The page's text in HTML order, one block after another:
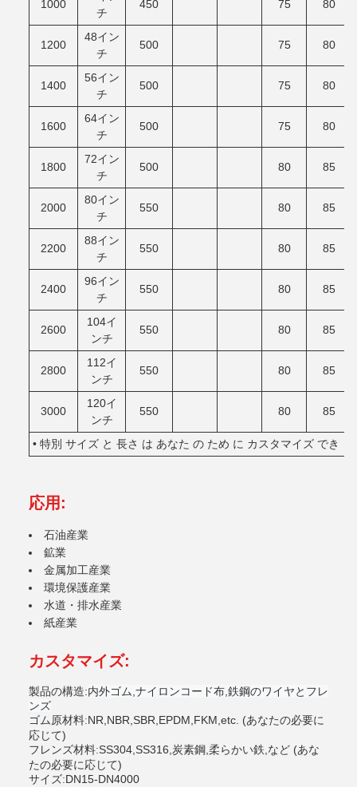
1000
チ
450 75 80
1200
48イン
チ
500 75 80
1400
56イン
チ
500 75 80
1600
64イン
チ
500 75 80
1800
72イン
チ
500 80 85
2000
80イン
チ
550 80 85
2200
88イン
チ
550 80 85
2400
96イン
チ
550 80 85
2600
104イ
ンチ
550 80 85
2800
112イ
ンチ
550 80 85
3000
120イ
ンチ
550 80 85
• 特別 サイズ と 長さ は あなた の ため に カスタマイズ でき ま
応用:
石油産業
鉱業
金属加工産業
環境保護産業
水道・排水産業
紙産業
カスタマイズ:
製品の構造:内外ゴム,ナイロンコード布,鉄鋼のワイヤとフレ
ンズ
ゴム原材料:NR,NBR,SBR,EPDM,FKM,etc. (あなたの必要に
応じて)
フレンズ材料:SS304,SS316,炭素鋼,柔らかい鉄,など (あな
たの必要に応じて)
サイズ:DN15-DN4000